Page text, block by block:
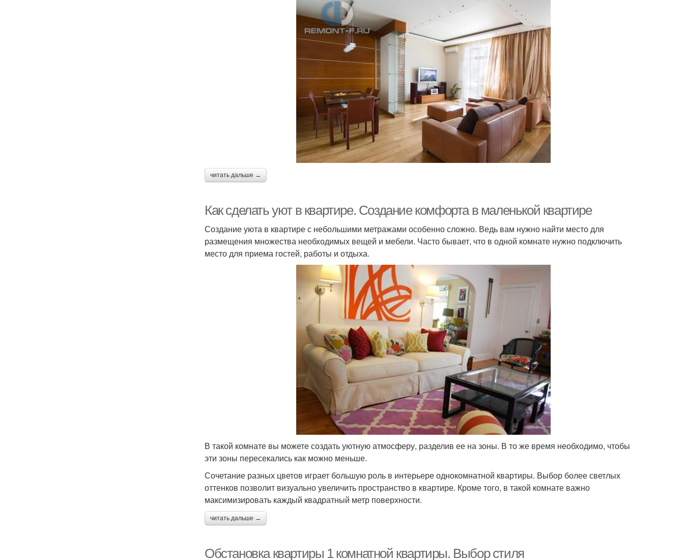
читать дальше →
Как сделать уют в квартире. Создание комфорта в маленькой квартире
Создание уюта в квартире с небольшими метражами особенно сложно. Ведь вам нужно найти место для
размещения множества необходимых вещей и мебели. Часто бывает, что в одной комнате нужно подключить
место для приема гостей, работы и отдыха.
В такой комнате вы можете создать уютную атмосферу, разделив ее на зоны. В то же время необходимо, чтобы
эти зоны пересекались как можно меньше.
Сочетание разных цветов играет большую роль в интерьере однокомнатной квартиры. Выбор более светлых
оттенков позволит визуально увеличить пространство в квартире. Кроме того, в такой комнате важно
максимизировать каждый квадратный метр поверхности.
читать дальше →
Обстановка квартиры 1 комнатной квартиры. Выбор стиля